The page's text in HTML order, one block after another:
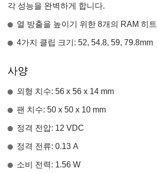
각 성능을 완벽하게 합니다.
열 방출을 높이기 위한 8개의 RAM 히
4가지 클립 크기: 52, 54.8, 59, 79.8mm
사양
외형 치수: 56 x 56 x 14 mm
팬 치수: 50 x 50 x 10 mm
정격 전압: 12 VDC
정격 전류: 0.13 A
소비 전력: 1.56 W